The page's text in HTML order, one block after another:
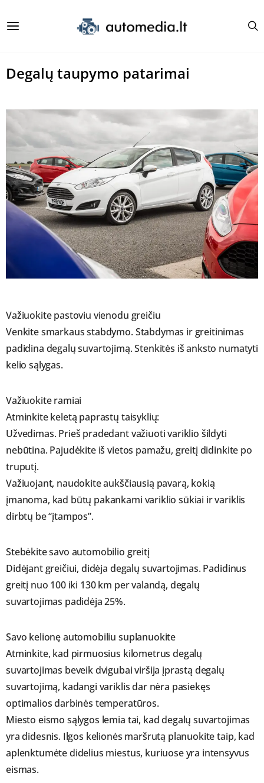
Degalų taupymo patarimai
Važiuokite pastoviu vienodu greičiu
Venkite smarkaus stabdymo. Stabdymas ir greitinimas
padidina degalų suvartojimą. Stenkitės iš anksto numatyti
kelio sąlygas.
Važiuokite ramiai
Atminkite keletą paprastų taisyklių:
Užvedimas. Prieš pradedant važiuoti variklio šildyti
nebūtina. Pajudėkite iš vietos pamažu, greitį didinkite po
truputį.
Važiuojant, naudokite aukščiausią pavarą, kokią
įmanoma, kad būtų pakankami variklio sūkiai ir variklis
dirbtų be “įtampos”.
Stebėkite savo automobilio greitį
Didėjant greičiui, didėja degalų suvartojimas. Padidinus
greitį nuo 100 iki 130 km per valandą, degalų
suvartojimas padidėja 25%.
Savo kelionę automobiliu suplanuokite
Atminkite, kad pirmuosius kilometrus degalų
suvartojimas beveik dvigubai viršija įprastą degalų
suvartojimą, kadangi variklis dar nėra pasiekęs
optimalios darbinės temperatūros.
Miesto eismo sąlygos lemia tai, kad degalų suvartojimas
yra didesnis. Ilgos kelionės maršrutą planuokite taip, kad
aplenktumėte didelius miestus, kuriuose yra intensyvus
eismas.